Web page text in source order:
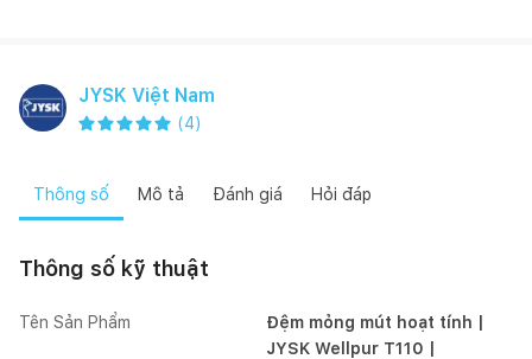
JYSK Việt Nam
(4)
Thông số Mô tả Đánh giá Hỏi đáp
Thông số kỹ thuật
Tên Sản Phẩm
Đệm mỏng mút hoạt tính |
JYSK Wellpur T110 |